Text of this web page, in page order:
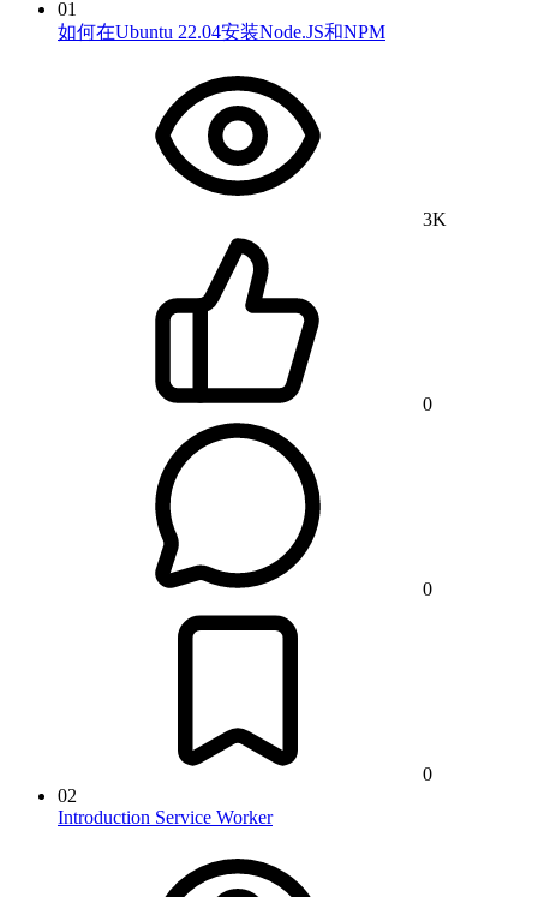
01
如何在Ubuntu 22.04安装Node.JS和NPM
3K
0
0
0
02
Introduction Service Worker